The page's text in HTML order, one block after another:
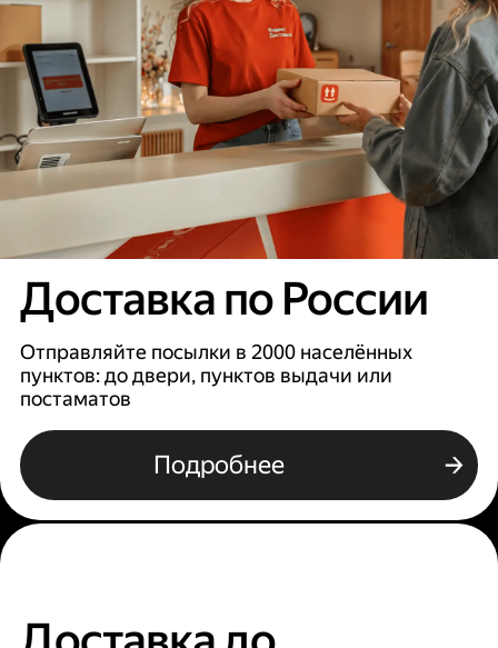
Доставка по России
Отправляйте посылки в 2000 населённых
пунктов: до двери, пунктов выдачи или
постаматов
Подробнее